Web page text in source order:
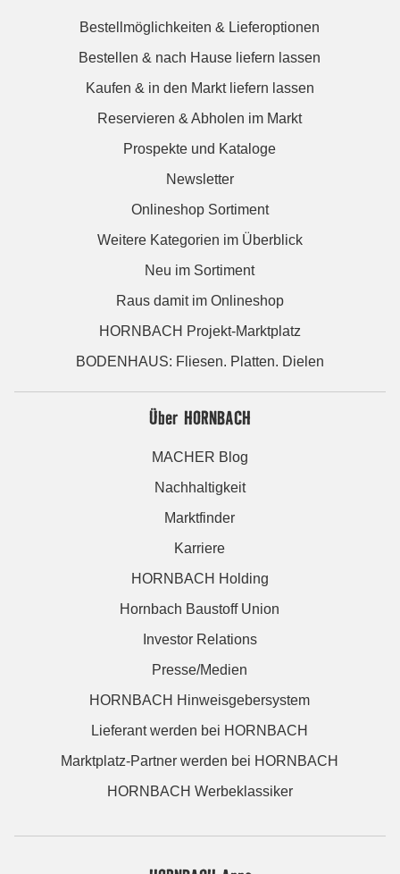
Bestellmöglichkeiten & Lieferoptionen
Bestellen & nach Hause liefern lassen
Kaufen & in den Markt liefern lassen
Reservieren & Abholen im Markt
Prospekte und Kataloge
Newsletter
Onlineshop Sortiment
Weitere Kategorien im Überblick
Neu im Sortiment
Raus damit im Onlineshop
HORNBACH Projekt-Marktplatz
BODENHAUS: Fliesen. Platten. Dielen
Über HORNBACH
MACHER Blog
Nachhaltigkeit
Marktfinder
Karriere
HORNBACH Holding
Hornbach Baustoff Union
Investor Relations
Presse/Medien
HORNBACH Hinweisgebersystem
Lieferant werden bei HORNBACH
Marktplatz-Partner werden bei HORNBACH
HORNBACH Werbeklassiker